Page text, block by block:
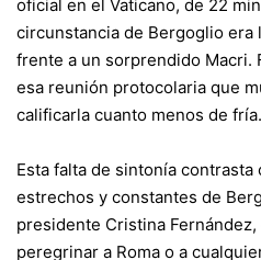
oficial en el Vaticano, de 22
circunstancia de Bergoglio era
frente a un sorprendido Macri.
esa reunión protocolaria que
calificarla cuanto menos de fría.
Esta falta de sintonía contrasta
estrechos y constantes de
presidente Cristina Fernández
peregrinar a Roma o a